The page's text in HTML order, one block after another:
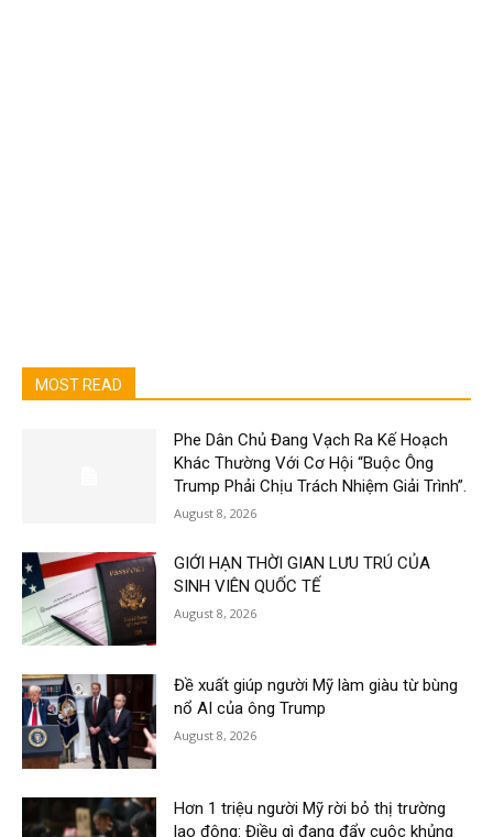
MOST READ
Phe Dân Chủ Đang Vạch Ra Kế Hoạch
Khác Thường Với Cơ Hội “Buộc Ông
Trump Phải Chịu Trách Nhiệm Giải Trình”.
August 8, 2026
GIỚI HẠN THỜI GIAN LƯU TRÚ CỦA
SINH VIÊN QUỐC TẾ
August 8, 2026
Đề xuất giúp người Mỹ làm giàu từ bùng
nổ AI của ông Trump
August 8, 2026
Hơn 1 triệu người Mỹ rời bỏ thị trường
lao động: Điều gì đang đẩy cuộc khủng